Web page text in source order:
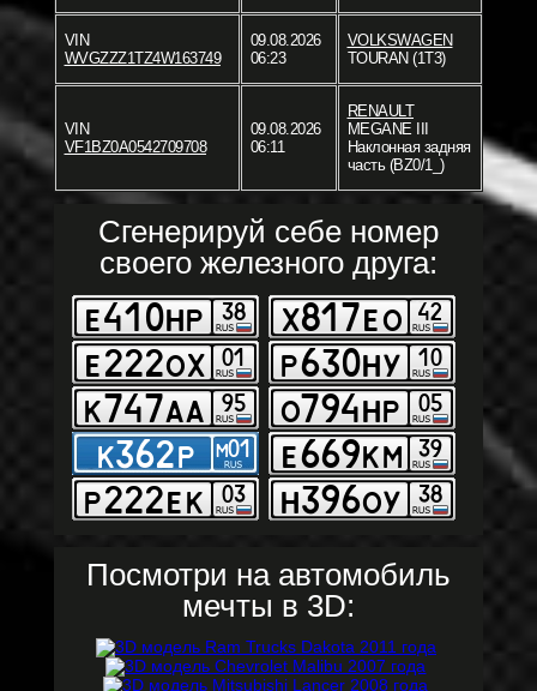
VIN
WVGZZZ1TZ4W163749
09.08.2026
06:23
VOLKSWAGEN
TOURAN (1T3)
VIN
VF1BZ0A0542709708
09.08.2026
06:11
RENAULT
MEGANE III
Наклонная задняя
часть (BZ0/1_)
Сгенерируй себе номер
своего железного друга:
Посмотри на автомобиль
мечты в 3D: